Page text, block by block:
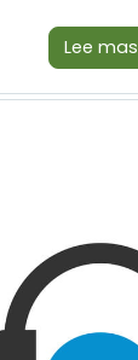
Lee mas